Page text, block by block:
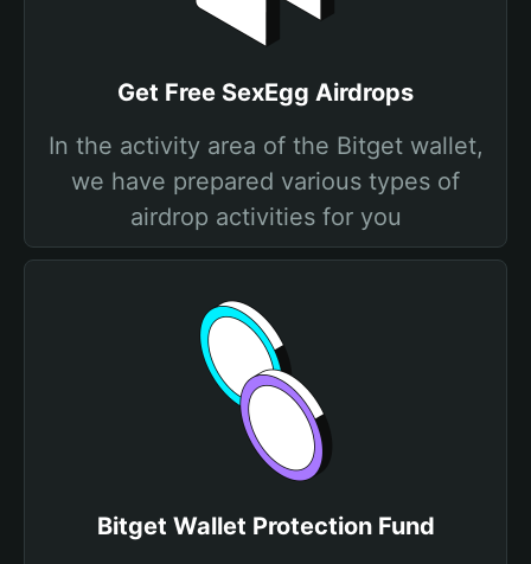
Get Free SexEgg Airdrops
In the activity area of the Bitget wallet,
we have prepared various types of
airdrop activities for you
Bitget Wallet Protection Fund